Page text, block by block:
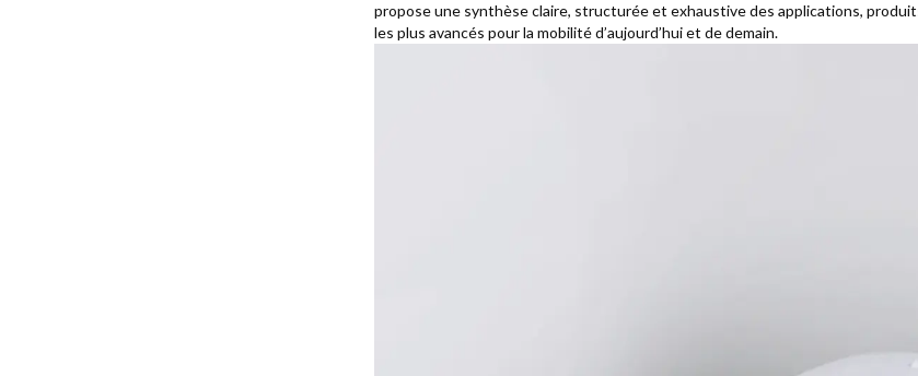
propose une synthèse claire, structurée et exhaustive des applications,
les plus avancés pour la mobilité d’aujourd’hui et de demain.